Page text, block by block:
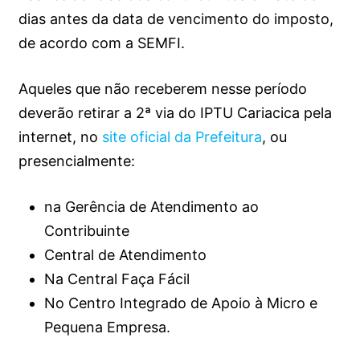
dias antes da data de vencimento do imposto,
de acordo com a SEMFI.
Aqueles que não receberem nesse período
deverão retirar a 2ª via do IPTU Cariacica pela
internet, no site oficial da Prefeitura, ou
presencialmente:
na Gerência de Atendimento ao
Contribuinte
Central de Atendimento
Na Central Faça Fácil
No Centro Integrado de Apoio à Micro e
Pequena Empresa.